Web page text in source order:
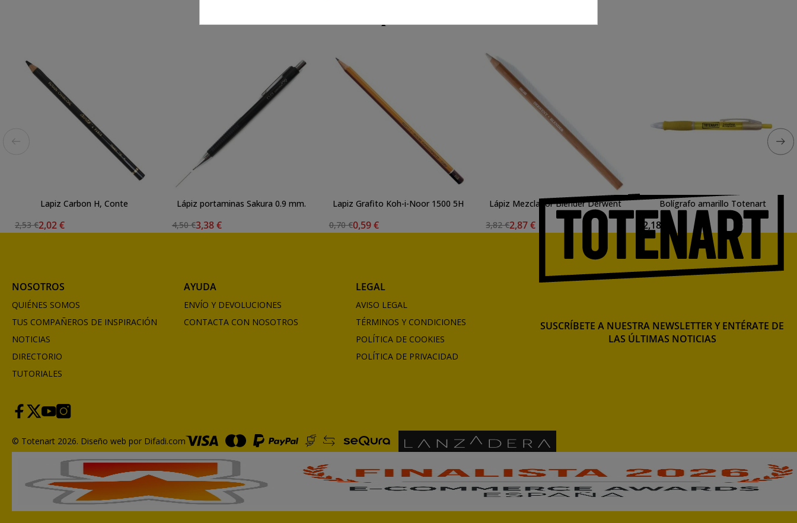
Lapiz Carbon H, Conte
2,53 €2,02 €
Lápiz portaminas Sakura 0.9 mm.
4,50 €3,38 €
Lapiz Grafito Koh-i-Noor 1500 5H
0,70 €0,59 €
Lápiz Mezclador Blender Derwent
3,82 €2,87 €
Bolígrafo amarillo Totenart
2,18 €
NOSOTROS
QUIÉNES SOMOS
TUS COMPAÑEROS DE INSPIRACIÓN
NOTICIAS
DIRECTORIO
TUTORIALES
AYUDA
ENVÍO Y DEVOLUCIONES
CONTACTA CON NOSOTROS
LEGAL
AVISO LEGAL
TÉRMINOS Y CONDICIONES
POLÍTICA DE COOKIES
POLÍTICA DE PRIVACIDAD
SUSCRÍBETE A NUESTRA NEWSLETTER Y ENTÉRATE DE
LAS ÚLTIMAS NOTICIAS
© Totenart 2026. Diseño web por Difadi.com